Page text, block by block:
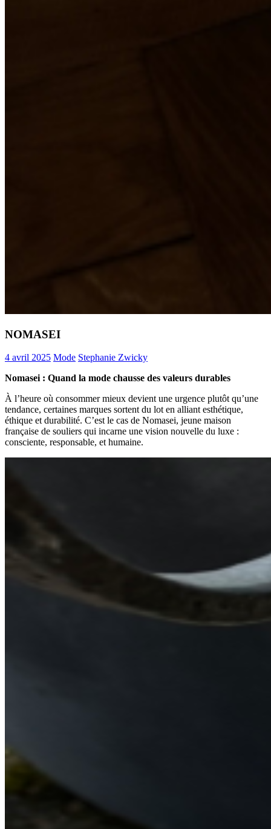
NOMASEI
4 avril 2025 Mode Stephanie Zwicky
Nomasei : Quand la mode chausse des valeurs durables
À l’heure où consommer mieux devient une urgence plutôt qu’une
tendance, certaines marques sortent du lot en alliant esthétique,
éthique et durabilité. C’est le cas de Nomasei, jeune maison
française de souliers qui incarne une vision nouvelle du luxe :
consciente, responsable, et humaine.